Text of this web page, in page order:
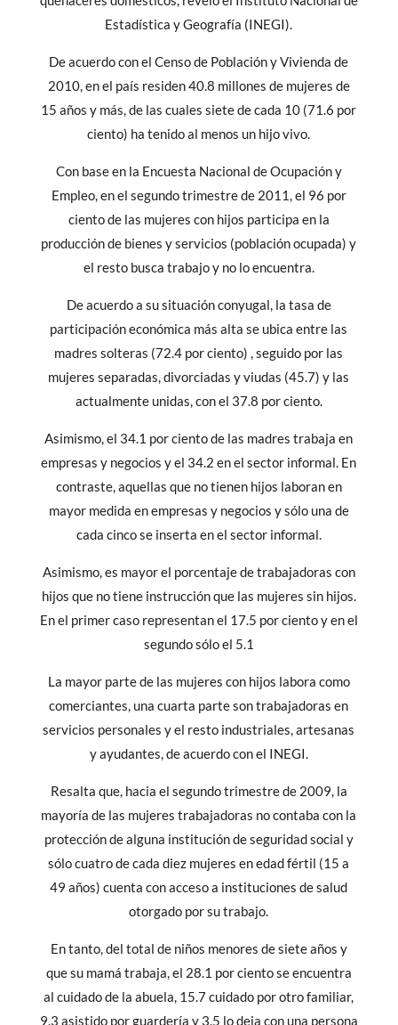
Estadística y Geografía (INEGI).
De acuerdo con el Censo de Población y Vivienda de
2010, en el país residen 40.8 millones de mujeres de
15 años y más, de las cuales siete de cada 10 (71.6 por
ciento) ha tenido al menos un hijo vivo.
Con base en la Encuesta Nacional de Ocupación y
Empleo, en el segundo trimestre de 2011, el 96 por
ciento de las mujeres con hijos participa en la
producción de bienes y servicios (población ocupada) y
el resto busca trabajo y no lo encuentra.
De acuerdo a su situación conyugal, la tasa de
participación económica más alta se ubica entre las
madres solteras (72.4 por ciento) , seguido por las
mujeres separadas, divorciadas y viudas (45.7) y las
actualmente unidas, con el 37.8 por ciento.
Asimismo, el 34.1 por ciento de las madres trabaja en
empresas y negocios y el 34.2 en el sector informal. En
contraste, aquellas que no tienen hijos laboran en
mayor medida en empresas y negocios y sólo una de
cada cinco se inserta en el sector informal.
Asimismo, es mayor el porcentaje de trabajadoras con
hijos que no tiene instrucción que las mujeres sin hijos.
En el primer caso representan el 17.5 por ciento y en el
segundo sólo el 5.1
La mayor parte de las mujeres con hijos labora como
comerciantes, una cuarta parte son trabajadoras en
servicios personales y el resto industriales, artesanas
y ayudantes, de acuerdo con el INEGI.
Resalta que, hacia el segundo trimestre de 2009, la
mayoría de las mujeres trabajadoras no contaba con la
protección de alguna institución de seguridad social y
sólo cuatro de cada diez mujeres en edad fértil (15 a
49 años) cuenta con acceso a instituciones de salud
otorgado por su trabajo.
En tanto, del total de niños menores de siete años y
que su mamá trabaja, el 28.1 por ciento se encuentra
al cuidado de la abuela, 15.7 cuidado por otro familiar,
9.3 asistido por guardería y 3.5 lo deja con una persona